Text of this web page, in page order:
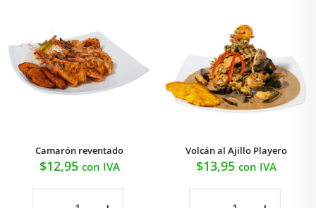
Camarón reventado
$12,95 con IVA
Volcán al Ajillo Playero
$13,95 con IVA